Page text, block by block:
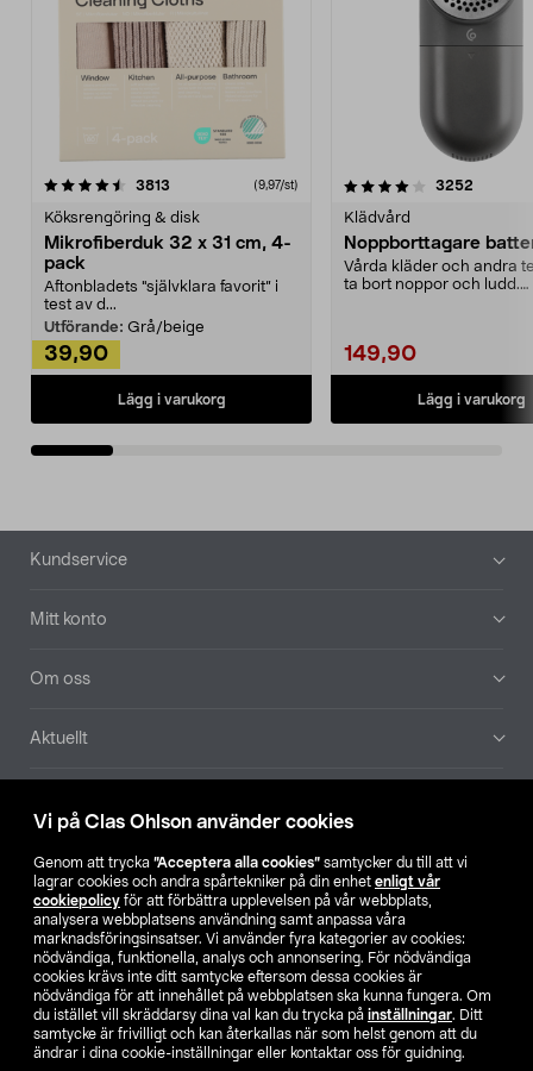
Vi på Clas Ohlson använder cookies
Genom att trycka ”Acceptera alla cookies” samtycker du till att vi
lagrar cookies och andra spårtekniker på din enhet enligt vår
cookiepolicy för att förbättra upplevelsen på vår webbplats,
analysera webbplatsens användning samt anpassa våra
marknadsföringsinsatser. Vi använder fyra kategorier av cookies:
nödvändiga, funktionella, analys och annonsering. För nödvändiga
cookies krävs inte ditt samtycke eftersom dessa cookies är
nödvändiga för att innehållet på webbplatsen ska kunna fungera. Om
du istället vill skräddarsy dina val kan du trycka på inställningar. Ditt
samtycke är frivilligt och kan återkallas när som helst genom att du
ändrar i dina cookie-inställningar eller kontaktar oss för guidning.
3813 (9,97/st)
Köksrengöring & disk
Mikrofiberduk 32 x 31 cm, 4-
pack
Aftonbladets "självklara favorit” i
test av d...
Utförande: Grå/beige
39,90
Lägg i varukorg
4.0av 5 stjärnor 3252
Klädvård
Noppborttagare
Vårda kläder och andra
ta bort noppor och ludd.
149,90
Lägg i varukorg
4.5av 5 stjärnor
Sidfot
Kundservice
Mitt konto
Om oss
Aktuellt
Hitta butik
SE NO FI